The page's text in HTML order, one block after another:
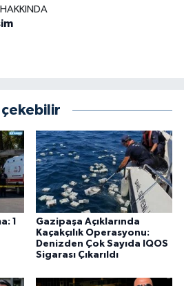
çekebilir
1
Gazipaşa Açıklarında
Kaçakçılık Operasyonu:
Denizden Çok Sayıda IQOS
Sigarası Çıkarıldı